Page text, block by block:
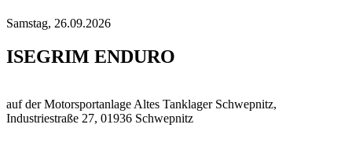
Samstag, 26.09.2026
ISEGRIM ENDURO
auf der Motorsportanlage Altes Tanklager Schwepnitz,
Industriestraße 27, 01936 Schwepnitz